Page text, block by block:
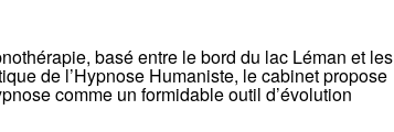
basé entre le bord du lac Léman et les
de l’Hypnose Humaniste, le cabinet propose
comme un formidable outil d’évolution